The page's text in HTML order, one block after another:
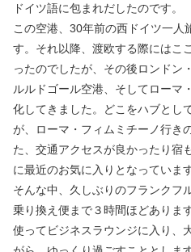
ドイツ語に包まれだしたのです。
この空港、30年前の西ドイツ一人
す。それ以降、渡欧する際にはこ
ったのでしたが、その後ロンドン
ルルドゴール空港、そしてローマ
化してきました。どこをハブとし
が、ローマ・フィムミチーノ行き
た、交通アクセスが良かったり宿
に最近のお気に入りとなっています
そんな中、久しぶりのフランクフ
乗り換え便まで３時間ほどありま
使ってビジネスラウンジに入り、